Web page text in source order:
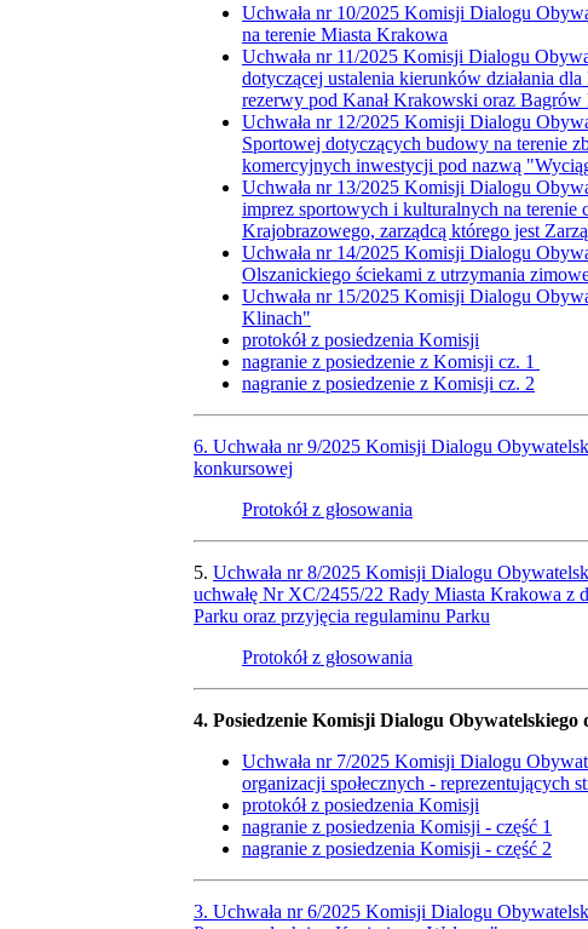
Uchwała nr 10/2025 Komisji Dialogu
na terenie Miasta Krakowa
Uchwała nr 11/2025 Komisji Dialogu
dotyczącej ustalenia kierunków działania
rezerwy pod Kanał Krakowski oraz
Uchwała nr 12/2025 Komisji Dialogu
Sportowej dotyczących budowy na terenie
komercyjnych inwestycji pod nazwą
Uchwała nr 13/2025 Komisji Dialogu
imprez sportowych i kulturalnych na terenie
Krajobrazowego, zarządcą którego jest
Uchwała nr 14/2025 Komisji Dialogu
Olszanickiego ściekami z utrzymania
Uchwała nr 15/2025 Komisji Dialogu
Klinach"
protokół z posiedzenia Komisji
nagranie z posiedzenie z Komisji cz. 1
nagranie z posiedzenie z Komisji cz. 2
6. Uchwała nr 9/2025 Komisji Dialogu
konkursowej
Protokół z głosowania
5. Uchwała nr 8/2025 Komisji Dialogu
uchwałę Nr XC/2455/22 Rady Miasta Krakowa z
Parku oraz przyjęcia regulaminu Parku
Protokół z głosowania
4. Posiedzenie Komisji Dialogu
Uchwała nr 7/2025 Komisji Dialogu
organizacji społecznych - reprezentujących
protokół z posiedzenia Komisji
nagranie z posiedzenia Komisji - część 1
nagranie z posiedzenia Komisji - część 2
3. Uchwała nr 6/2025 Komisji Dialogu